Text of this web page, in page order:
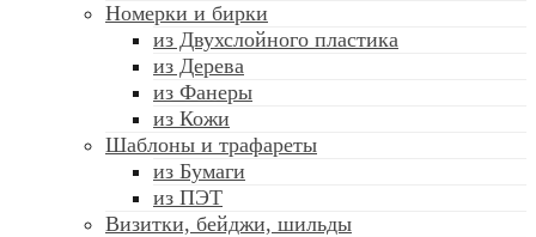
Номерки и бирки
из Двухслойного пластика
из Дерева
из Фанеры
из Кожи
Шаблоны и трафареты
из Бумаги
из ПЭТ
Визитки, бейджи, шильды